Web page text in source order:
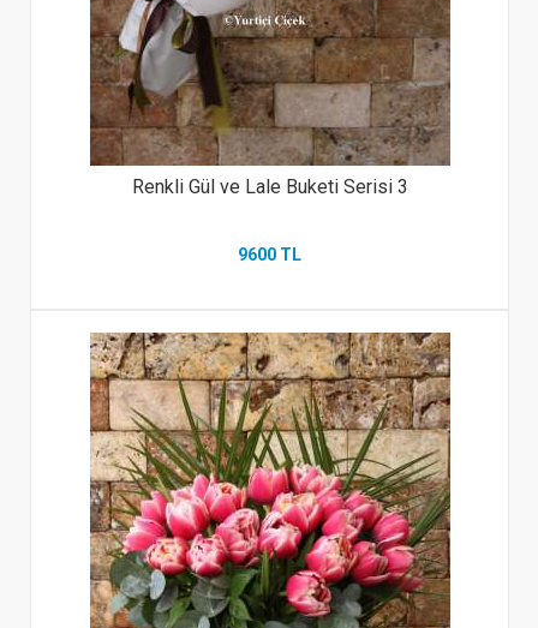
Renkli Gül ve Lale Buketi Serisi 3
9600 TL